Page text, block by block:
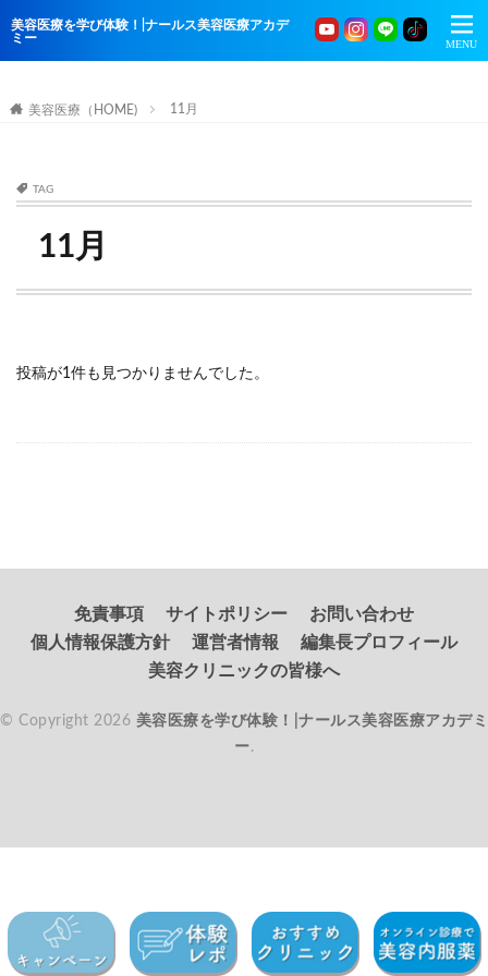
美容医療を学び体験！|ナールス美容医療アカデ
ミー
美容医療（HOME) 11月
TAG
11月
投稿が1件も見つかりませんでした。
免責事項 サイトポリシー
お問い合わせ
個人情報保護方針
運営者情報
編集長プロフィール
美容クリニックの皆様へ
© Copyright 2026 美容医療を学び体験！|ナールス美容医療アカデミ
ー.